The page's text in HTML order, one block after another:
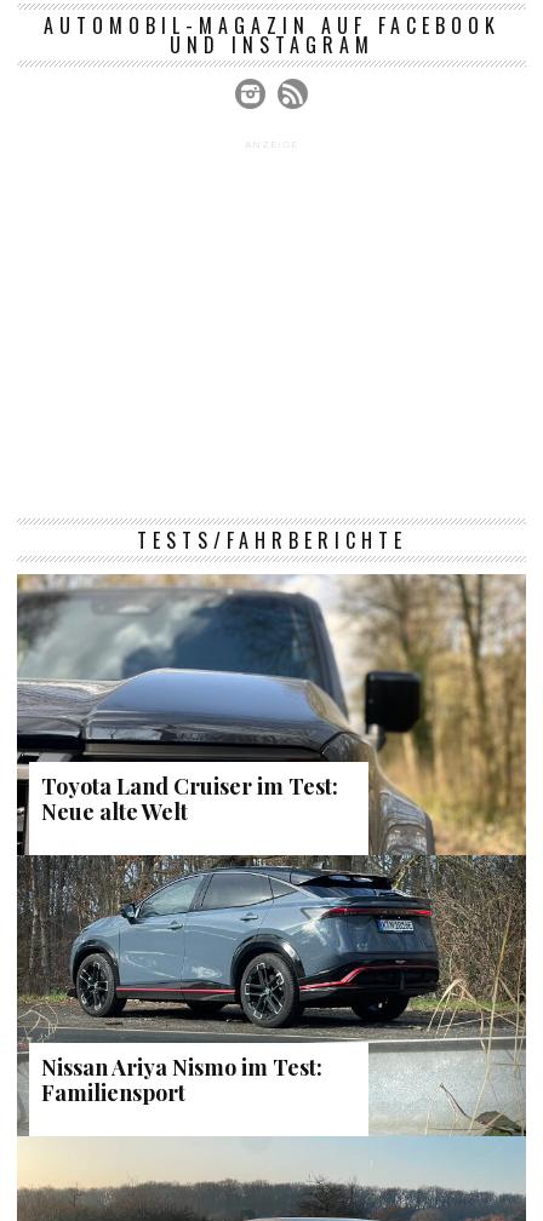
AUTOMOBIL-MAGAZIN AUF FACEBOOK
UND INSTAGRAM
ANZEIGE
TESTS/FAHRBERICHTE
Toyota Land Cruiser im Test:
Neue alte Welt
Nissan Ariya Nismo im Test:
Familiensport